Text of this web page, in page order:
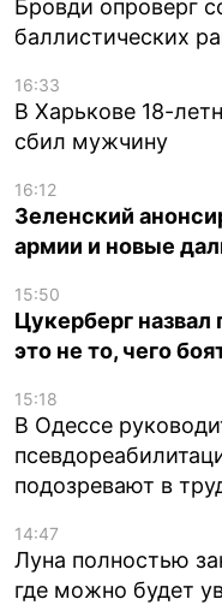
Бровди опроверг
баллистических
16:33
В Харькове 18-
сбил мужчину
16:12
Зеленский
армии и новые
15:50
Цукерберг назвал
это не то, чего
15:18
В Одессе
подозревают в
14:47
Луна полностью
где можно будет